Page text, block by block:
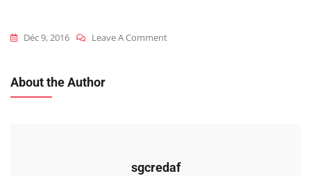
Déc 9, 2016 Leave A CommentOn
About the Author
sgcredaf